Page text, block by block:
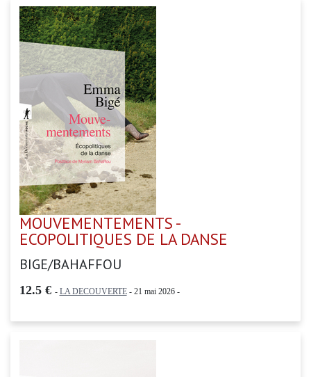
MOUVEMENTEMENTS -
ECOPOLITIQUES DE LA DANSE
BIGE/BAHAFFOU
12.5 € - LA DECOUVERTE- 21 mai 2026 -